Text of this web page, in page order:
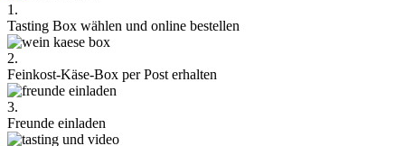
1.
Tasting Box wählen und online bestellen
2.
Feinkost-Käse-Box per Post erhalten
3.
Freunde einladen